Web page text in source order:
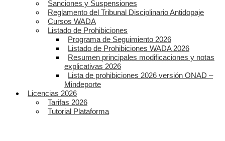
Sanciones y Suspensiones
Reglamento del Tribunal Disciplinario Antidopaje
Cursos WADA
Listado de Prohibiciones
Programa de Seguimiento 2026
Listado de Prohibiciones WADA 2026
Resumen principales modificaciones y notas
explicativas 2026
Lista de prohibiciones 2026 versión ONAD –
Mindeporte
Licencias 2026
Tarifas 2026
Tutorial Plataforma